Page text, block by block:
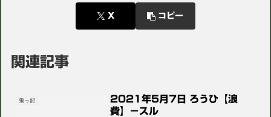
X コピー
関連記事
鬼っ記
2021年5月7日 ろうひ【浪
費】－スル